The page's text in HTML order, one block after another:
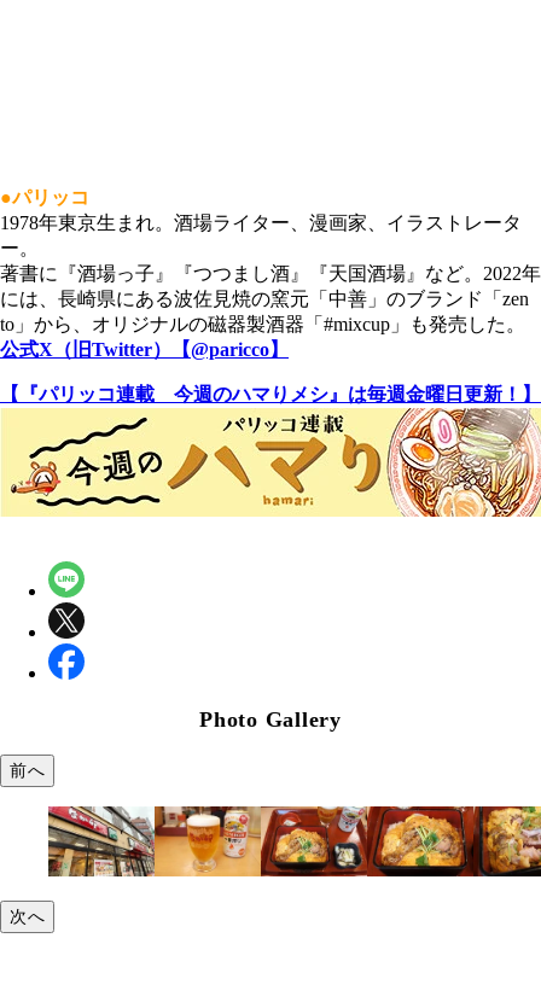
●パリッコ
1978年東京生まれ。酒場ライター、漫画家、イラストレータ
ー。
著書に『酒場っ子』『つつまし酒』『天国酒場』など。2022年
には、長崎県にある波佐見焼の窯元「中善」のブランド「zen
to」から、オリジナルの磁器製酒器「#mixcup」も発売した。
公式X（旧Twitter）【@paricco】
【『パリッコ連載 今週のハマりメシ』は毎週金曜日更新！】
Photo Gallery
前へ
次へ